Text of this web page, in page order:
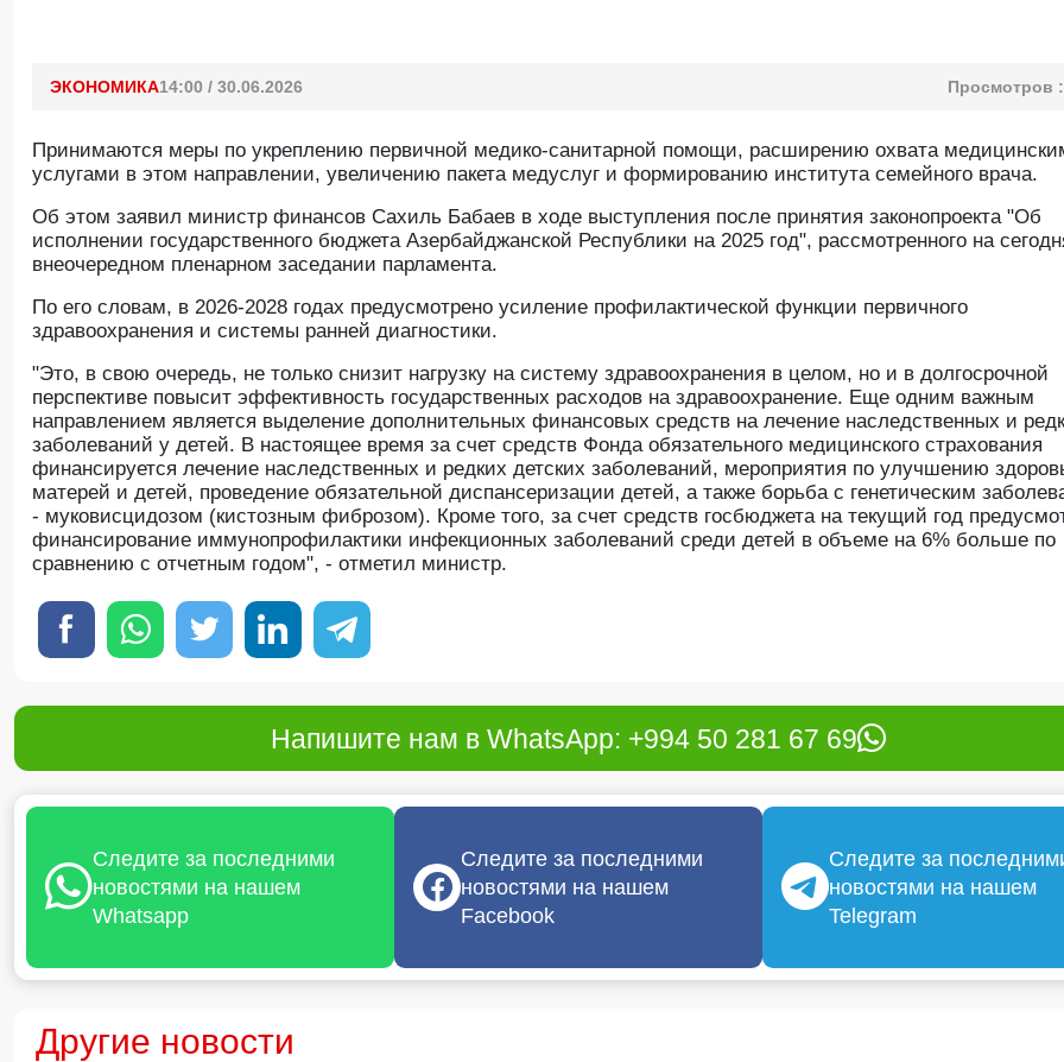
ЭКОНОМИКА14:00 / 30.06.2026 Просмотров :
Принимаются меры по укреплению первичной медико-санитарной помощи, расширению охвата
услугами в этом направлении, увеличению пакета медуслуг и формированию института семейного врача.
Oб этом заявил министр финансов Сахиль Бабаев в ходе выступления после принятия законопроекта "Об
исполнении государственного бюджета Азербайджанской Республики на 2025 год", рассмотренного на
внеочередном пленарном заседании парламента.
По его словам, в 2026-2028 годах предусмотрено усиление профилактической функции первичного
здравоохранения и системы ранней диагностики.
"Это, в свою очередь, не только снизит нагрузку на систему здравоохранения в целом, но и в долгосрочной
перспективе повысит эффективность государственных расходов на здравоохранение. Еще одним важным
направлением является выделение дополнительных финансовых средств на лечение наследственных и
заболеваний у детей. В настоящее время за счет средств Фонда обязательного медицинского страхования
финансируется лечение наследственных и редких детских заболеваний, мероприятия по улучшению
матерей и детей, проведение обязательной диспансеризации детей, а также борьба с генетическим
- муковисцидозом (кистозным фиброзом). Кроме того, за счет средств госбюджета на текущий год
финансирование иммунопрофилактики инфекционных заболеваний среди детей в объеме на 6% больше по
сравнению с отчетным годом", - отметил министр.
Напишите нам в WhatsApp: +994 50 281 67 69
Следите за последними
новостями на нашем
Whatsapp
Следите за последними
новостями на нашем
Facebook
Следите за
новостями на нашем
Telegram
Другие новости